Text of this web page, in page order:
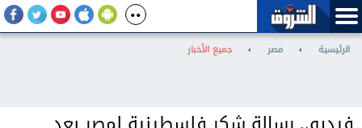
الرئيسية › مصر › جميع الأخبار